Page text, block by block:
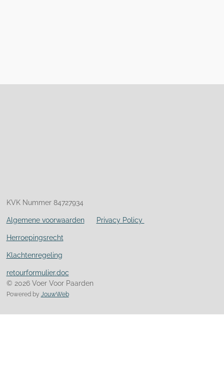
KVK Nummer 84727934
Algemene voorwaarden Privacy Policy
Herroepingsrecht
Klachtenregeling
retourformulier.doc
© 2026 Voer Voor Paarden
Powered by JouwWeb